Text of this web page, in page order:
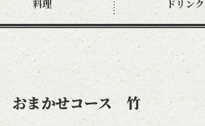
料理 ドリンク
おまかせコース 竹